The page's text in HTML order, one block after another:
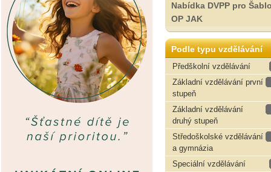
Nabídka DVPP pro
OP JAK
Podle typu vzdělávání
Předškolní vzdělávání
Základní vzdělávání první
stupeň
Základní vzdělávání
druhý stupeň
Středoškolské vzdělávání
a gymnázia
Speciální vzdělávání